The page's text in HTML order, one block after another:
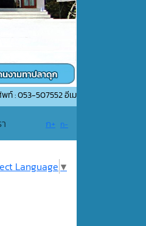
อีเมล์ :
ก+ ก-
Language ▼